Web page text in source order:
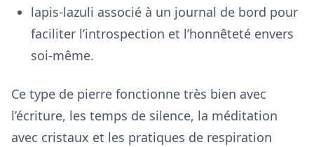
lapis-lazuli associé à un journal de bord pour
faciliter l’introspection et l’honnêteté envers
soi-même.
Ce type de pierre fonctionne très bien avec
l’écriture, les temps de silence, la méditation
avec cristaux et les pratiques de respiration